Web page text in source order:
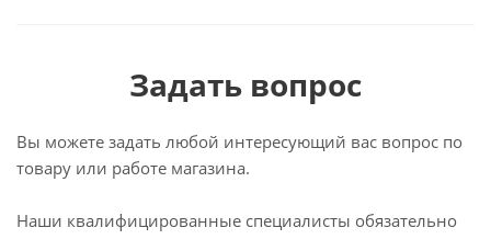
Задать вопрос
Вы можете задать любой интересующий вас вопрос по
товару или работе магазина.
Наши квалифицированные специалисты обязательно